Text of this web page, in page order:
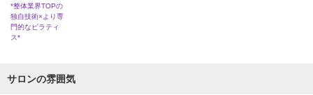
*整体業界TOPの
独自技術×より専
門的なピラティ
ス*
サロンの雰囲気